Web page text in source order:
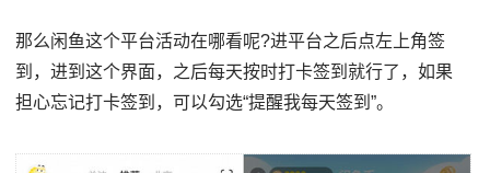
那么闲⻥这个平台活动在哪看呢?进平台之后点左上⻆签
到，进到这个界⾯，之后每天按时打卡签到就⾏了，如果
担心忘记打卡签到，可以勾选“提醒我每天签到”。